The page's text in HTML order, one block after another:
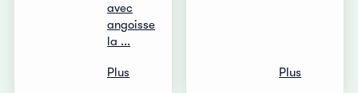
avec
angoisse
la ...
Plus Plus